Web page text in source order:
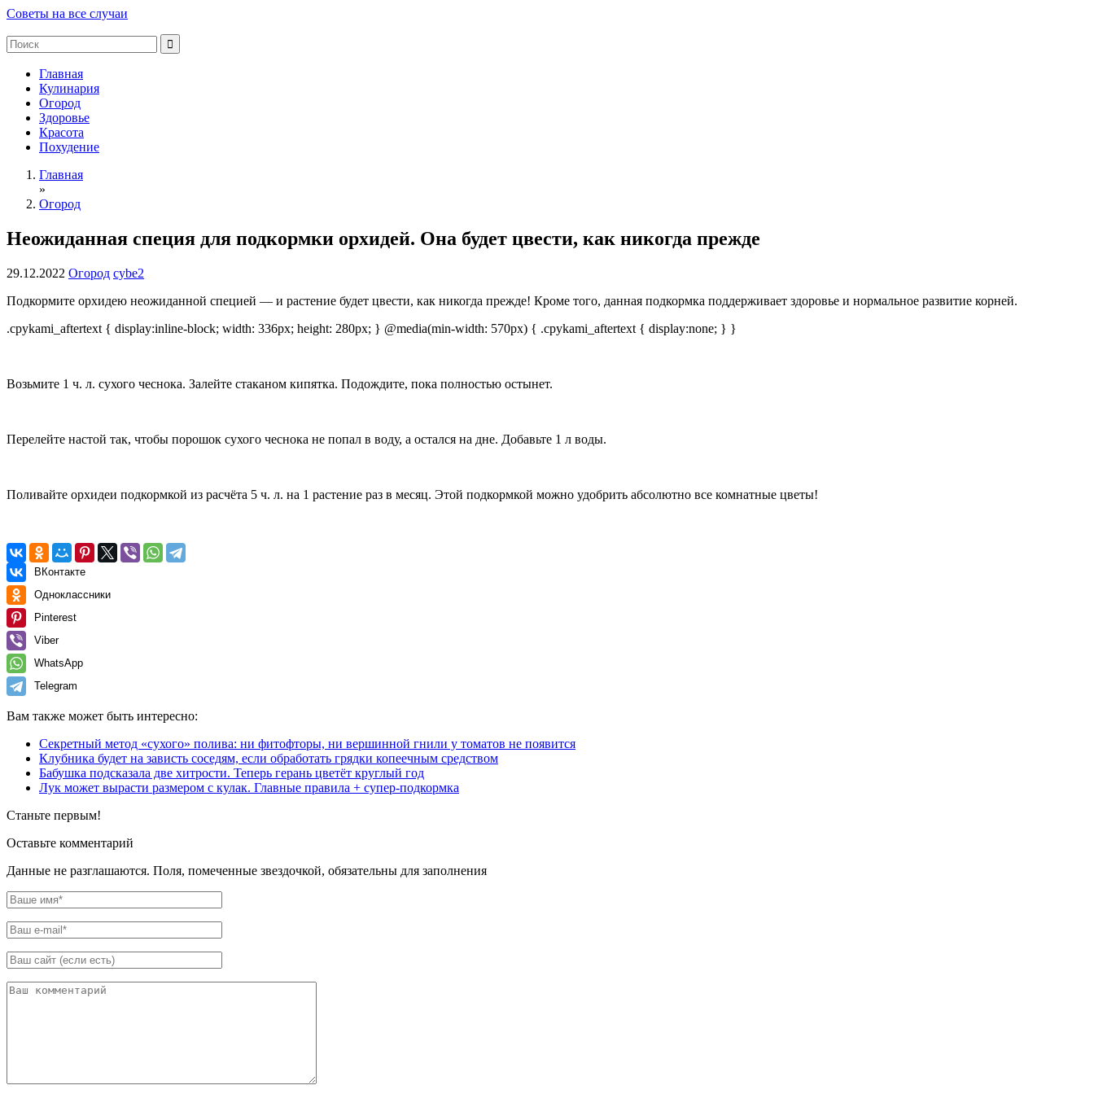
Советы на все случаи
Главная
Кулинария
Огород
Здоровье
Красота
Похудение
Главная
»
Огород
Неожиданная специя для подкормки орхидей. Она будет цвести, как никогда прежде
29.12.2022 Огород cybe2
Подкормите орхидею неожиданной специей — и растение будет цвести, как никогда прежде! Кроме того, данная подкормка поддерживает здоровье и нормальное развитие корней.
.cpykami_aftertext { display:inline-block; width: 336px; height: 280px; } @media(min-width: 570px) { .cpykami_aftertext { display:none; } }
Возьмите 1 ч. л. сухого чеснока. Залейте стаканом кипятка. Подождите, пока полностью остынет.
Перелейте настой так, чтобы порошок сухого чеснока не попал в воду, а остался на дне. Добавьте 1 л воды.
Поливайте орхидеи подкормкой из расчёта 5 ч. л. на 1 растение раз в месяц. Этой подкормкой можно удобрить абсолютно все комнатные цветы!
ВКонтакте
Одноклассники
Pinterest
Viber
WhatsApp
Telegram
Вам также может быть интересно:
Секретный метод «сухого» полива: ни фитофторы, ни вершинной гнили у томатов не появится
Клубника будет на зависть соседям, если обработать грядки копеечным средством
Бабушка подсказала две хитрости. Теперь герань цветёт круглый год
Лук может вырасти размером с кулак. Главные правила + супер-подкормка
Станьте первым!
Оставьте комментарий
Данные не разглашаются. Поля, помеченные звездочкой, обязательны для заполнения